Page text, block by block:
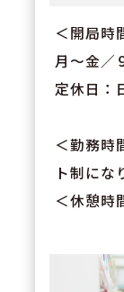
＜開局時
月～金／
定休日：
＜勤務時
ト制にな
＜休憩時